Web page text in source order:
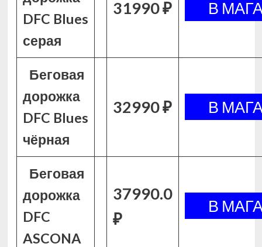
DFC Blues
серая
31990 ₽
Беговая
дорожка
DFC Blues
чёрная
32990 ₽
Беговая
дорожка
DFC
ASCONA
37990.0
₽